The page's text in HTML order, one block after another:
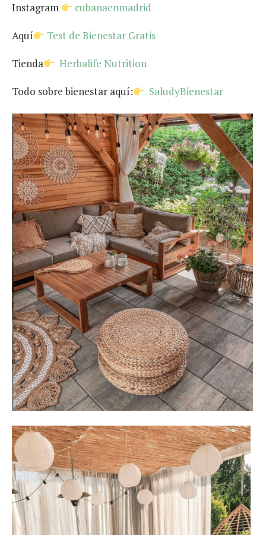
Instagram cubanaenmadrid
Aquí Test de Bienestar Gratis
Tienda Herbalife Nutrition
Todo sobre bienestar aquí: SaludyBienestar